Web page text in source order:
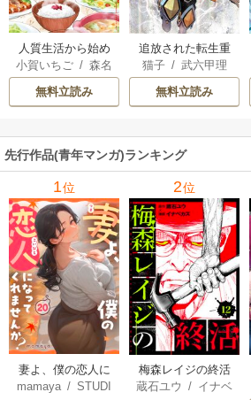
人質生活から始め
るスローライフ
小賀いちご /森名
尚
無料立読み
追放された転生重
騎士はゲーム知識
で無双する
猫子/ 武六甲理
衣/じゃいあん
無料立読み
先行作品(青年マンガ)ランキング
1位
妻よ、僕の恋人に
なってくれません
mamaya/STUDI
2位
梅森レイジの終活
蔵石ユウ / イナベ